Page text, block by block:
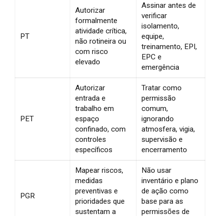
PT
Autorizar
formalmente
atividade crítica,
não rotineira ou
com risco
elevado
Assinar antes de
verificar
isolamento,
equipe,
treinamento, EPI,
EPC e
emergência
PET
Autorizar
entrada e
trabalho em
espaço
confinado, com
controles
específicos
Tratar como
permissão
comum,
ignorando
atmosfera, vigia,
supervisão e
encerramento
PGR
Mapear riscos,
medidas
preventivas e
prioridades que
sustentam a
Não usar
inventário e plano
de ação como
base para as
permissões de